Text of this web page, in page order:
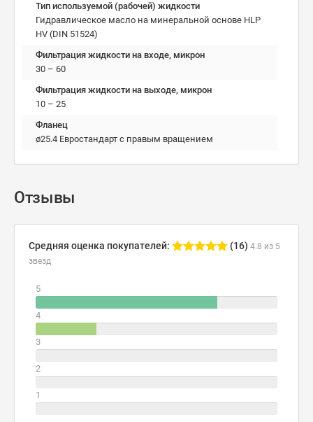
Тип используемой (рабочей) жидкости
Гидравлическое масло на минеральной основе HLP
HV (DIN 51524)
Фильтрация жидкости на входе, микрон
30 – 60
Фильтрация жидкости на выходе, микрон
10 – 25
Фланец
ø25.4 Евростандарт с правым вращением
Отзывы
Средняя оценка покупателей: (16) 4.8 из 5
звезд
5
4
3
2
1